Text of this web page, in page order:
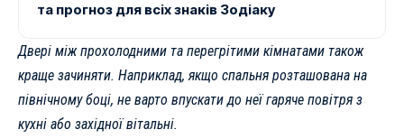
та прогноз для всіх знаків Зодіаку
Двері між прохолодними та перегрітими кімнатами також
краще зачиняти. Наприклад, якщо спальня розташована на
північному боці, не варто впускати до неї гаряче повітря з
кухні або західної вітальні.